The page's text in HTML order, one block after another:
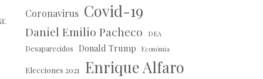
Coronavirus Covid-19
Daniel Emilio Pacheco DEA
Desaparecidos Donald Trump Económia
Elecciones 2021 Enrique Alfaro